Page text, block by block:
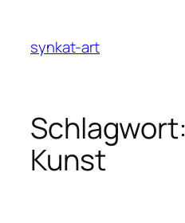
springen
synkat-art
Schlagwort:
Kunst